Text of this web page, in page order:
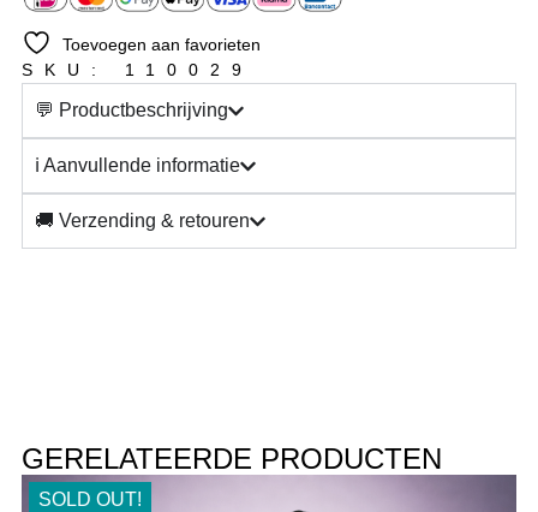
Toevoegen aan favorieten
SKU: 110029
💬 Productbeschrijving
ℹ️ Aanvullende informatie
🚚 Verzending & retouren
GERELATEERDE PRODUCTEN
SOLD OUT!